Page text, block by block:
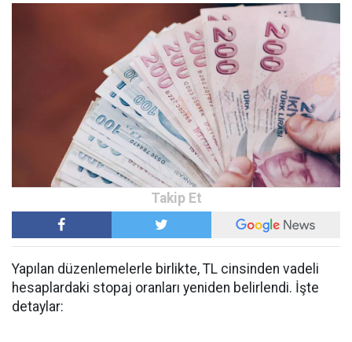
Yapılan düzenlemelerle birlikte, TL cinsinden vadeli
hesaplardaki stopaj oranları yeniden belirlendi. İşte
detaylar: